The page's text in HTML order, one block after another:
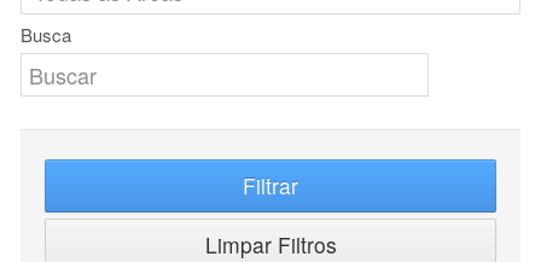
Busca
Filtrar
Limpar Filtros